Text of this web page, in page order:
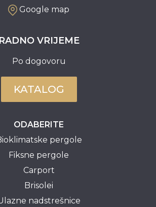
Google map
RADNO VRIJEME
Po dogovoru
KATALOG
ODABERITE
pergole
Fiksne pergole
Carport
Brisolei
nadstrešnice